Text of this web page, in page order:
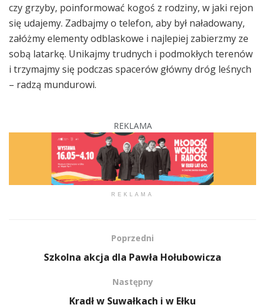
czy grzyby, poinformować kogoś z rodziny, w jaki rejon
się udajemy. Zadbajmy o telefon, aby był naładowany,
załóżmy elementy odblaskowe i najlepiej zabierzmy ze
sobą latarkę. Unikajmy trudnych i podmokłych terenów
i trzymajmy się podczas spacerów główny dróg leśnych
– radzą mundurowi.
REKLAMA
REKLAMA
Poprzedni
Szkolna akcja dla Pawła Hołubowicza
Następny
Kradł w Suwałkach i w Ełku